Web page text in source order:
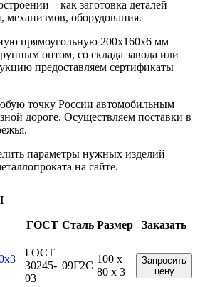
– как заготовка деталей
оборудования.
прямоугольную 200х160х6 мм
оптом, со склада завода или
предоставляем сертификаты
точку России автомобильным
дороге. Осуществляем поставки в
параметры нужных изделий
на сайте.
ГОСТ Сталь Размер
Заказать
ГОСТ
30245-
03
09Г2С
100 x
80 x 3
Запросить
цену